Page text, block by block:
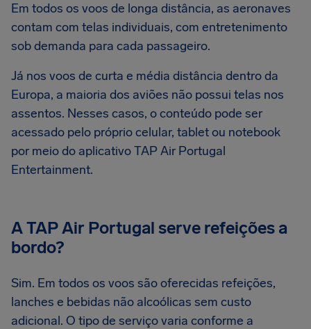
Em todos os voos de longa distância, as aeronaves
contam com telas individuais, com entretenimento
sob demanda para cada passageiro.
Já nos voos de curta e média distância dentro da
Europa, a maioria dos aviões não possui telas nos
assentos. Nesses casos, o conteúdo pode ser
acessado pelo próprio celular, tablet ou notebook
por meio do aplicativo TAP Air Portugal
Entertainment.
A TAP Air Portugal serve refeições a
bordo?
Sim. Em todos os voos são oferecidas refeições,
lanches e bebidas não alcoólicas sem custo
adicional. O tipo de serviço varia conforme a